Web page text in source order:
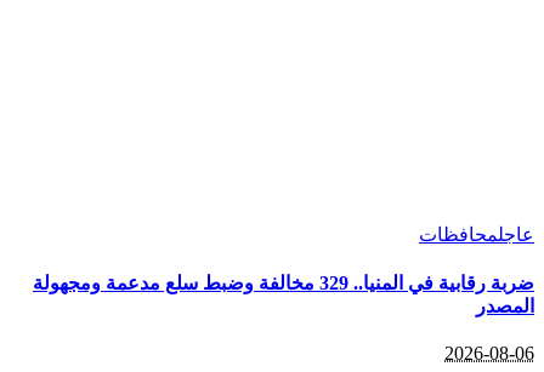
عاجلمحافظات
ضربة رقابية في المنيا.. 329 مخالفة وضبط سلع مدعمة ومجهولة
المصدر
2026-08-06